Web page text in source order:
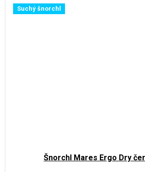
Suchý šnorchl
Šnorchl Mares Ergo Dry